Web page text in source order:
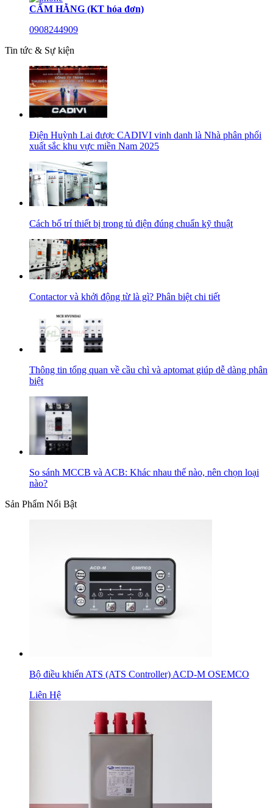
CẨM HẰNG (KT hóa đơn)
0908244909
Tin tức & Sự kiện
Điện Huỳnh Lai được CADIVI vinh danh là Nhà phân phối
xuất sắc khu vực miền Nam 2025
Cách bố trí thiết bị trong tủ điện đúng chuẩn kỹ thuật
Contactor và khởi động từ là gì? Phân biệt chi tiết
Thông tin tổng quan về cầu chì và aptomat giúp dễ dàng phân
biệt
So sánh MCCB và ACB: Khác nhau thế nào, nên chọn loại
nào?
Sản Phẩm Nổi Bật
Bộ điều khiển ATS (ATS Controller) ACD-M OSEMCO
Liên Hệ